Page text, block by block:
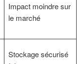
Impact moindre sur
le marché
Stockage sécurisé